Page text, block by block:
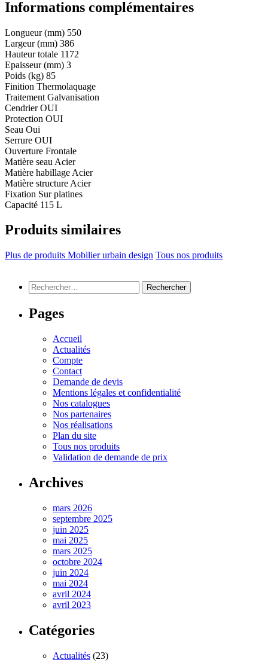
Informations complémentaires
Longueur (mm) 550
Largeur (mm) 386
Hauteur totale 1172
Epaisseur (mm) 3
Poids (kg) 85
Finition Thermolaquage
Traitement Galvanisation
Cendrier OUI
Protection OUI
Seau Oui
Serrure OUI
Ouverture Frontale
Matière seau Acier
Matière habillage Acier
Matière structure Acier
Fixation Sur platines
Capacité 115 L
Produits similaires
Plus de produits Mobilier urbain design Tous nos produits
Rechercher :
Pages
Accueil
Actualités
Compte
Contact
Demande de devis
Mentions légales et confidentialité
Nos catalogues
Nos partenaires
Nos réalisations
Plan du site
Tous nos produits
Validation de demande de prix
Archives
mars 2026
septembre 2025
juin 2025
mai 2025
mars 2025
octobre 2024
juin 2024
mai 2024
avril 2024
avril 2023
Catégories
Actualités (23)